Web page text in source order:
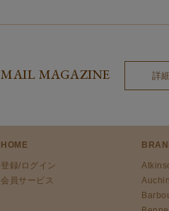
MAIL MAGAZINE 詳
HOME
登録/ログイン
会員サービス